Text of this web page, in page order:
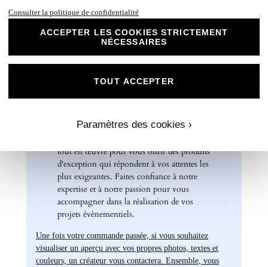
invitations d'anniversaire, des cartes de
remerciements et bien plus encore. Optez
pour ce papier de haute qualité pour un
résultat impeccable qui ravira vos invités et
marquera l'élégance de vos évènements
spéciaux. Laissez libre cours à votre
et inoubliables.
tout en œuvre pour vous offrir des produits
d'exception qui répondent à vos attentes les
plus exigeantes. Faites confiance à notre
expertise et à notre passion pour vous
accompagner dans la réalisation de vos
projets évènementiels.
Une fois votre commande passée, si vous souhaitez
visualiser un aperçu avec vos propres photos, textes et
couleurs, un créateur vous contactera. Ensemble, vous
Consulter la politique de confidentialité
ACCEPTER LES COOKIES STRICTEMENT
NÉCESSAIRES
Paramètres des cookies ›
TOUT ACCEPTER